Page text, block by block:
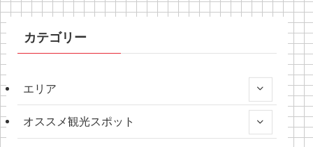
カテゴリー
エリア
オススメ観光スポット